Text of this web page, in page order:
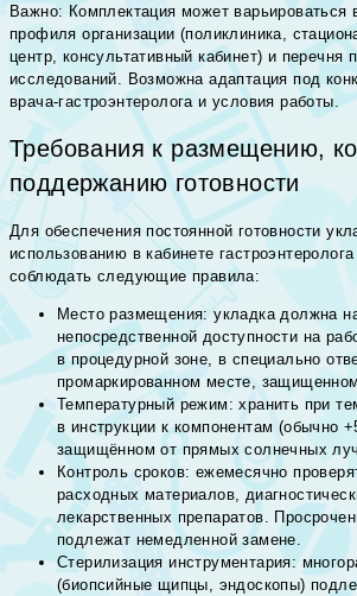
Важно: Комплектация может варьироваться
профиля организации (поликлиника,
центр, консультативный кабинет) и перечня
исследований. Возможна адаптация под
врача-гастроэнтеролога и условия работы.
Требования к размещению,
поддержанию готовности
Для обеспечения постоянной готовности
использованию в кабинете
соблюдать следующие правила:
Место размещения: укладка должна
непосредственной доступности на
в процедурной зоне, в специально
промаркированном месте, защищенном
Температурный режим: хранить при
в инструкции к компонентам (обычно
защищённом от прямых солнечных
Контроль сроков: ежемесячно
расходных материалов,
лекарственных препаратов.
подлежат немедленной замене.
Стерилизация инструментария:
(биопсийные щипцы, эндоскопы)